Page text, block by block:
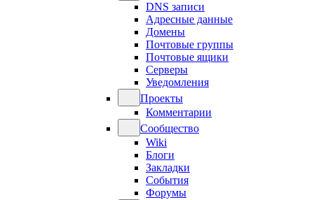
DNS записи
Адресные данные
Домены
Почтовые группы
Почтовые ящики
Серверы
Уведомления
Проекты
Комментарии
Сообщество
Wiki
Блоги
Закладки
События
Форумы